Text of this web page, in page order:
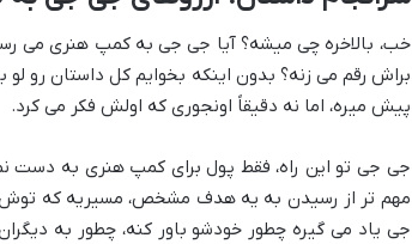
خب، بالاخره چی میشه؟ آیا جی جی به کمپ هنری می
براش رقم می زنه؟ بدون اینکه بخوایم کل داستان رو
پیش میره، اما نه دقیقاً اونجوری که اولش فکر می کرد.
جی جی تو این راه، فقط پول برای کمپ هنری به دست
مهم تر از رسیدن به یه هدف مشخص، مسیریه که توش
جی یاد می گیره چطور خودشو باور کنه، چطور به